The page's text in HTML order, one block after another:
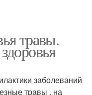
травы.
заболеваний
травы , на